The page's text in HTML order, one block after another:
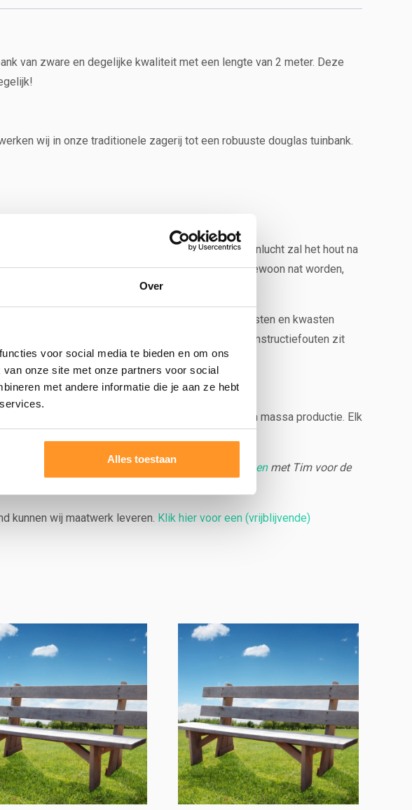
Over
voor social media te bieden en om ons
onze site met onze partners voor social
met andere informatie die je aan ze hebt
Alles toestaan
van zware en degelijke kwaliteit met een lengte van 2 meter. Deze
wij in onze traditionele zagerij tot een robuuste douglas tuinbank.
afwerking geschikt voor buitengebruik. In de buitenlucht zal het hout na
zomer en winter buiten staan. De tuinbank mag gewoon nat worden,
optreden. Ook kunnen er in het hout noesten en kwasten
werking of eigenschappen van het product. Op constructiefouten zit
weken leveren (meestal sneller). Wij hebben geen massa productie. Elk
gemaakt of zijn beperkt op voorraad.
kunt uw tafel afhalen in Cothen of contact opnemenmet Tim voor de
kunnen wij maatwerk leveren. Klik hier voor een (vrijblijvende)